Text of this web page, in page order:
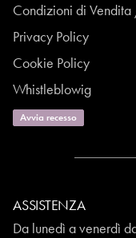
Condizioni di
Privacy Policy
Cookie Policy
Whistleblowig
Avvia recesso
ASSISTENZA
Da lunedì a venerdì